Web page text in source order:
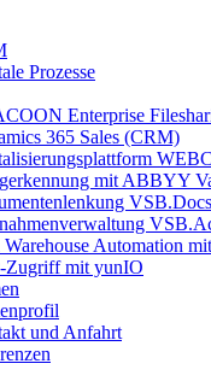
Prozesse
Enterprise
365 Sales (CRM)
mit ABBYY
VSB.Docs
Warehouse Automation
Zugriff mit yunIO
und Anfahrt